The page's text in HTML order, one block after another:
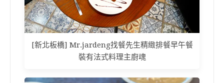
[新北板橋] Mr.jardeng找餐先生精緻排餐早午餐
裝有法式料理主廚魂